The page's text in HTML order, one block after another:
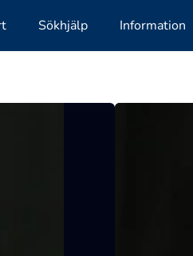
Sökhjälp Information